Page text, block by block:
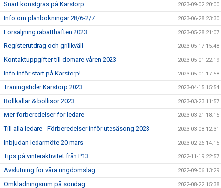
Snart konstgräs på Karstorp 2023-09-02 20:00
Info om planbokningar 28/6-2/7 2023-06-28 23:30
Försäljning rabatthäften 2023 2023-05-28 21:07
Registerutdrag och grillkväll 2023-05-17 15:48
Kontaktuppgifter till domare våren 2023 2023-05-01 22:19
Info inför start på Karstorp! 2023-05-01 17:58
Träningstider Karstorp 2023 2023-04-15 15:54
Bollkallar & bollisor 2023 2023-03-23 11:57
Mer förberedelser för ledare 2023-03-21 18:15
Till alla ledare - Förberedelser inför utesäsong 2023 2023-03-08 12:31
Inbjudan ledarmöte 20 mars 2023-02-26 14:15
Tips på vinteraktivitet från P13 2022-11-19 22:57
Avslutning för våra ungdomslag 2022-09-06 13:29
Omklädningsrum på söndag 2022-08-22 15:38